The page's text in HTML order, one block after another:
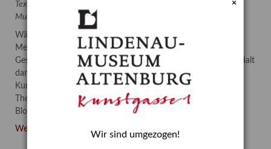
Text von Karoline Schmidt, Kunstwissenschaftlerin am Lindenau-
Museum Altenburg
Während sich Kollegen wie Otto Dix oder George Grosz den
Menschen auf dem Kriegsfeld oder denen am Rande der
Gesellschaft widmeten, fand Conrad Felixmüller Freude und Halt
darin, seine Familie und Freunde abzubilden.
Kunstwissenschaftlerin Karoline Schmidt widmet sich diesem
Thema zur Museumsnacht 2022 und vorab in insgesamt drei
Blogbeiträgen.
Weiterlesen …
×
Wir sind umgezogen!